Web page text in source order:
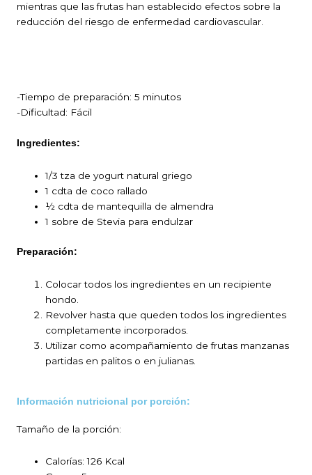
mientras que las frutas han establecido efectos sobre la
reducción del riesgo de enfermedad cardiovascular.
-Tiempo de preparación: 5 minutos
-Dificultad: Fácil
Ingredientes:
1/3 tza de yogurt natural griego
1 cdta de coco rallado
½ cdta de mantequilla de almendra
1 sobre de Stevia para endulzar
Preparación:
Colocar todos los ingredientes en un recipiente
hondo.
Revolver hasta que queden todos los ingredientes
completamente incorporados.
Utilizar como acompañamiento de frutas manzanas
partidas en palitos o en julianas.
Información nutricional por porción:
Tamaño de la porción:
Calorías: 126 Kcal